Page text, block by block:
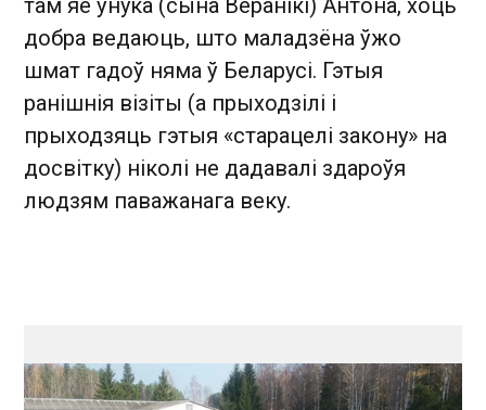
там яе ўнука (сына Веранікі) Антона, хоць
добра ведаюць, што маладзёна ўжо
шмат гадоў няма ў Беларусі. Гэтыя
ранішнія візіты (а прыходзілі і
прыходзяць гэтыя «старацелі закону» на
досвітку) ніколі не дадавалі здароўя
людзям паважанага веку.